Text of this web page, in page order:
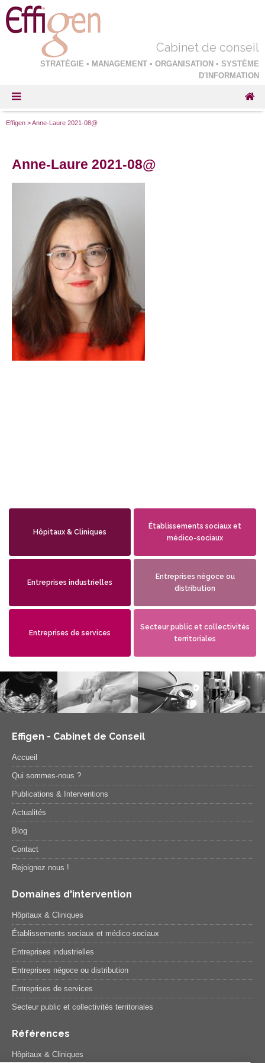
Cabinet de conseil
STRATÉGIE • MANAGEMENT • ORGANISATION • SYSTÈME
D'INFORMATION
Effigen >Anne-Laure 2021-08@
Anne-Laure 2021-08@
Hôpitaux & Cliniques
Établissements sociaux et
médico-sociaux
Entreprises industrielles
Entreprises négoce ou
distribution
Entreprises de services
Secteur public et collectivités
territoriales
Effigen - Cabinet de Conseil
Accueil
Qui sommes-nous ?
Publications & Interventions
Actualités
Blog
Contact
Rejoignez nous !
Domaines d'intervention
Hôpitaux & Cliniques
Établissements sociaux et médico-sociaux
Entreprises industrielles
Entreprises négoce ou distribution
Entreprises de services
Secteur public et collectivités territoriales
Références
Hôpitaux & Cliniques